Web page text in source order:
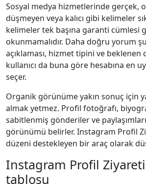
Sosyal medya hizmetlerinde gerçek,
düşmeyen veya kalıcı gibi kelimeler
kelimeler tek başına garanti cümlesi
okunmamalıdır. Daha doğru yorum
açıklaması, hizmet tipini ve beklenen
kullanıcı da buna göre hesabına en
seçer.
Organik görünüme yakın sonuç için
almak yetmez. Profil fotoğrafı,
sabitlenmiş gönderiler ve
görünümü belirler. Instagram Profil
düzeni destekleyen bir araç olarak
Instagram Profil
tablosu